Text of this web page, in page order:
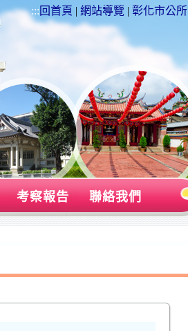
::: 回首頁 | 網站導覽 | 彰化市公所
考察報告 聯絡我們